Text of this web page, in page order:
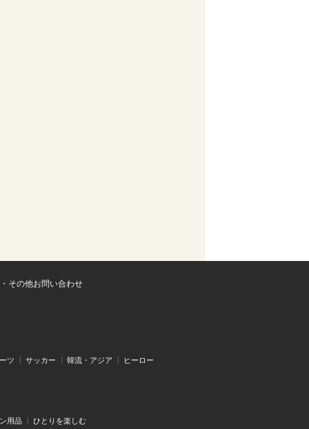
その他お問い合わせ
ツ サッカー 韓流・アジア ヒーロー
用品 ひとりを楽しむ